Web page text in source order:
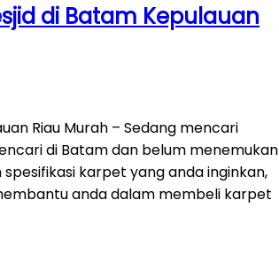
di Batam Kepulauan
Riau Murah – Sedang mencari
di Batam dan belum menemukan
karpet yang anda inginkan,
anda dalam membeli karpet